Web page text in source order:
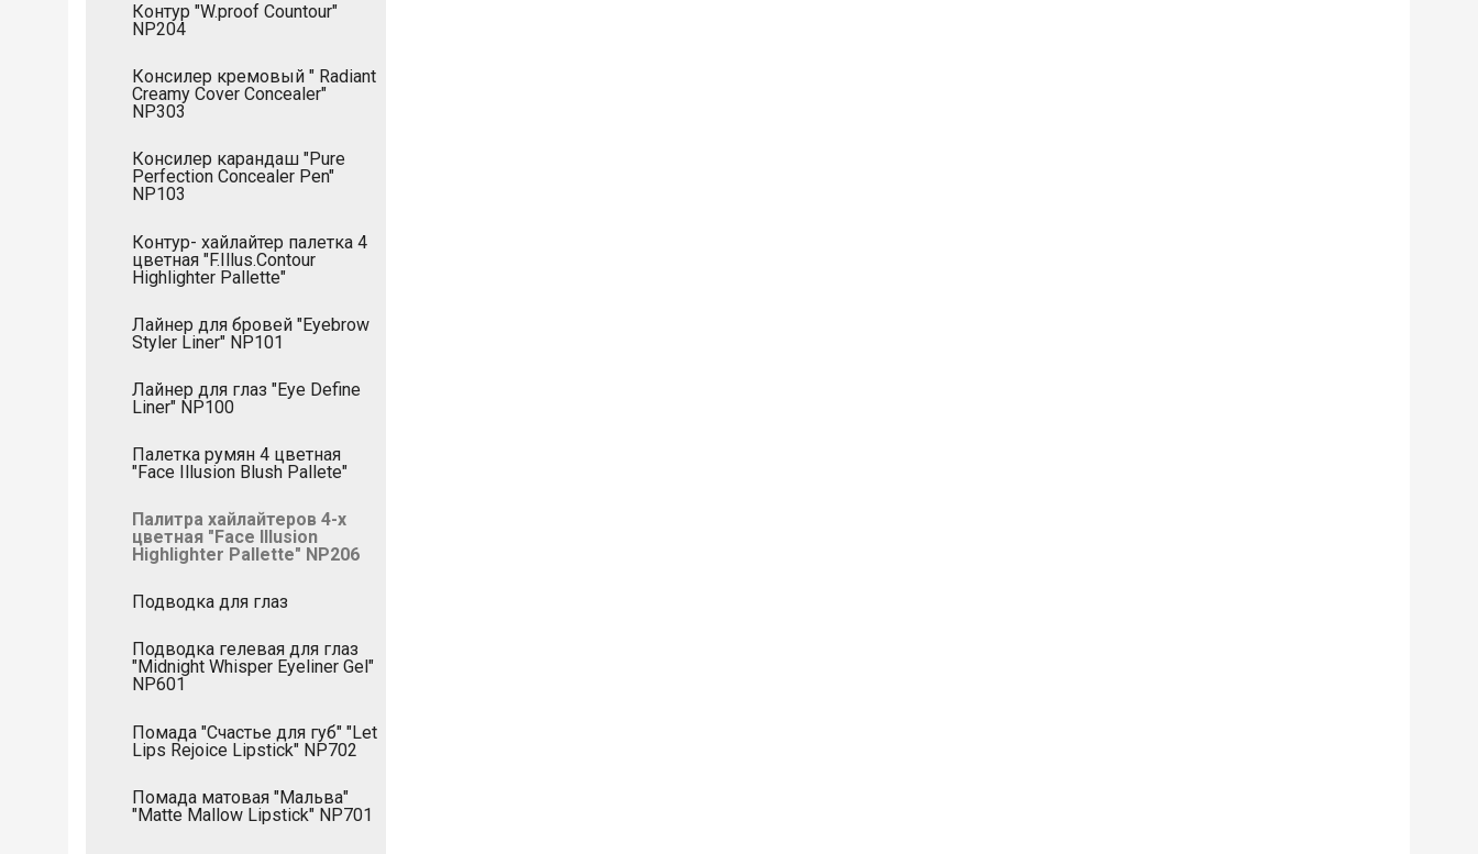
Контур "W.proof Countour"
NP204
Консилер кремовый " Radiant
Creamy Cover Concealer"
NP303
Консилер карандаш "Pure
Perfection Concealer Pen"
NP103
Контур- хайлайтер палетка 4
цветная "F.Illus.Contour
Highlighter Pallette"
Лайнер для бровей "Eyebrow
Styler Liner" NP101
Лайнер для глаз "Eye Define
Liner" NP100
Палетка румян 4 цветная
"Face Illusion Blush Pallete"
Палитра хайлайтеров 4-х
цветная "Face Illusion
Highlighter Pallette" NP206
Подводка для глаз
Подводка гелевая для глаз
"Midnight Whisper Eyeliner Gel"
NP601
Помада "Счастье для губ" "Let
Lips Rejoice Lipstick" NP702
Помада матовая "Мальва"
"Matte Mallow Lipstick" NP701